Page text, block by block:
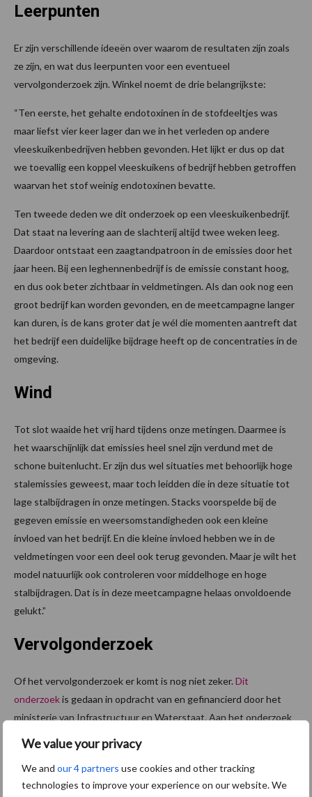
We value your privacy
We and our 4 partners use cookies and other tracking
technologies to improve your experience on our website. We
Leerpunten
Er zijn verschillende ideeën over waarom de resultaten zijn zoals
ze zijn, en wat dus leerpunten voor een eventueel
vervolgonderzoek zijn. Winkel noemt de drie belangrijkste:
“Ten eerste, het gehalte endotoxinen in de stofdeeltjes was
maar liefst vier keer lager dan we in het verleden op andere
vleeskuikenbedrijven hebben gevonden. Het lijkt er dus op dat
we toevallig een koppel vleeskuikens of bedrijf hebben getroffen
waarvan het stof weinig endotoxinen bevatte.
Ten tweede deden we dit onderzoek op een vleeskuikenbedrijf.
Dat staat na levering aan de slachterij altijd twee weken leeg.
Daardoor ontstaat een zaagtandpatroon in de emissies door het
jaar heen. Bij een leghennenbedrijf is de emissie constant hoog,
en dus ook beter zichtbaar in veldmetingen. Als dan ook nog een
groot bedrijf kan worden gevonden, en de meetcampagne langer
kan duren, is de kans groter dat je wél die momenten aantreft dat
het bedrijf een duidelijke bijdrage heeft op de concentraties in de
omgeving.
Wind
Tot slot waaide het vrij hard tijdens onze metingen. Daarmee is
het waarschijnlijk dat emissies heel snel zijn verdund met de
schone buitenlucht. Er zijn dus wel situaties met behoorlijk hoge
stalemissies geweest, maar toch leidden die in deze situatie tot
lage stalbijdragen in onze metingen. Stacks voorspelde bij de
gegeven emissie en weersomstandigheden ook een kleine
invloed van het bedrijf. En die kleine invloed hebben we in de
veldmetingen voor een deel ook terug gevonden. Maar je wilt het
model natuurlijk ook controleren voor middelhoge en hoge
stalbijdragen. Dat is in deze meetcampagne helaas onvoldoende
gelukt.”
Vervolgonderzoek
Of het vervolgonderzoek er komt is nog niet zeker. Dit
onderzoekis gedaan in opdracht van en gefinancierd door het
ministerie van Infrastructuur en Waterstaat. Aan het onderzoek
Utrecht en Erbrink Stacks Consult.
Bron:WUR